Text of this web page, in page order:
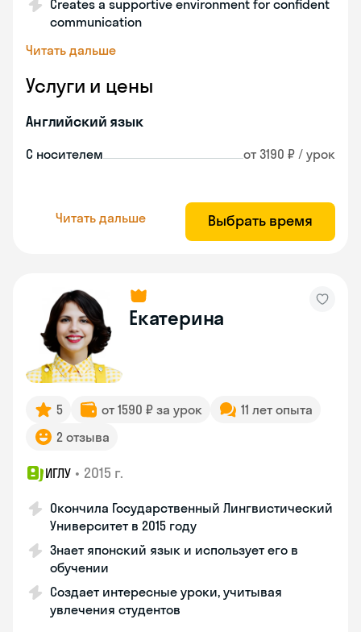
Creates a supportive environment for confident
communication
Читать дальше
Услуги и цены
Английский язык
С носителем от 3190 ₽ / урок
Читать дальше Выбрать время
Екатерина
5 от 1590 ₽ за урок
11 лет опыта
2 отзыва
ИГЛУ • 2015 г.
Окончила Государственный Лингвистический
Университет в 2015 году
Знает японский язык и использует его в
обучении
Создает интересные уроки, учитывая
увлечения студентов